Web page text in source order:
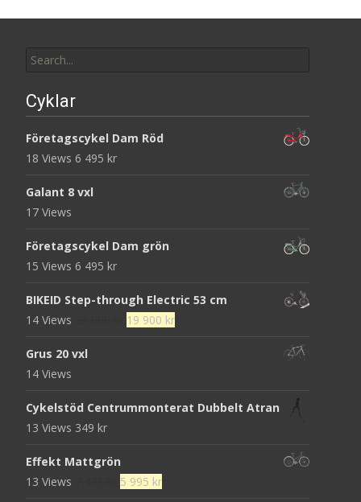
for:
Cyklar
Företagscykel Dam Röd
18 Views 6 495 kr
Galant 8 vxl
17 Views
Företagscykel Dam grön
15 Views 6 495 kr
BIKEID Step-through Electric 53 cm
14 Views
Det
19 900 krDet
Grus 20 vxl
14 Views
Cykelstöd Centrummonterat Dubbelt Atran
13 Views 349 kr
Effekt Mattgrön
13 Views
Det
5 995 krDet